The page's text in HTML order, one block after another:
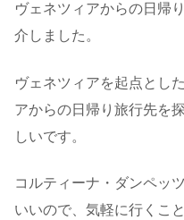
ヴェネツィアからの日帰
介しました。
ヴェネツィアを起点とし
アからの日帰り旅行先を
しいです。
コルティーナ・ダンペッ
いいので、気軽に行くこ